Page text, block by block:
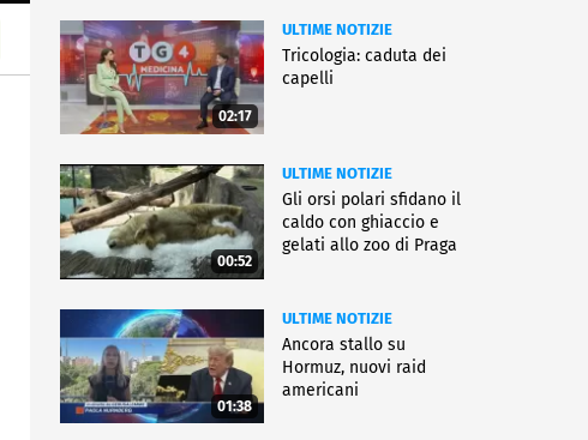
02:17
ULTIME NOTIZIE
Tricologia: caduta dei
capelli
00:52
ULTIME NOTIZIE
Gli orsi polari sfidano il
caldo con ghiaccio e
gelati allo zoo di Praga
01:38
ULTIME NOTIZIE
Ancora stallo su
Hormuz, nuovi raid
americani